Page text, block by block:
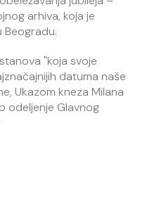
arhiva, koja je
Beogradu.
"koja svoje
datuma naše
Ukazom kneza Milana
odeljenje Glavnog